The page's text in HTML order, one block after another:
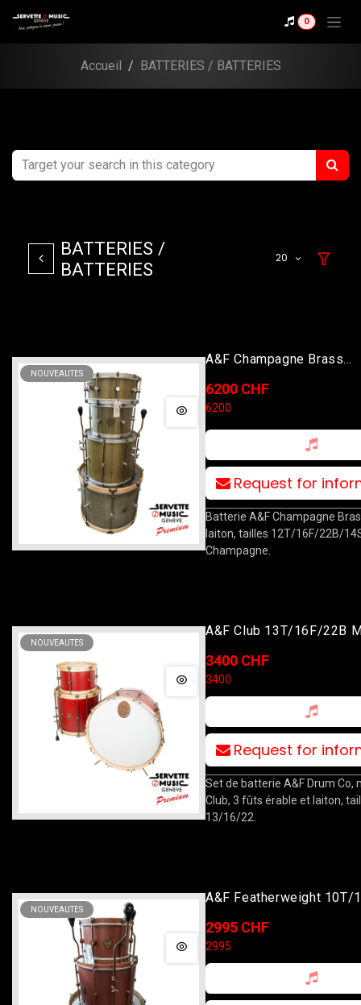
0
Accueil BATTERIES / BATTERIES
BATTERIES /
BATTERIES
20
NOUVEAUTES
A&F Champagne Brass
6200 CHF
6200
Request for
Batterie A&F Champagne
laiton, tailles 12T/16F/22B/
Champagne.
NOUVEAUTES
A&F Club 13T/16F/22B
3400 CHF
3400
Request for
Set de batterie A&F Drum Co,
Club, 3 fûts érable et laiton,
13/16/22.
NOUVEAUTES
A&F Featherweight 10T/
2995 CHF
2995